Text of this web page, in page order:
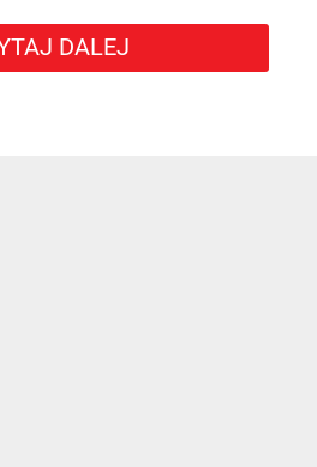
DALEJ